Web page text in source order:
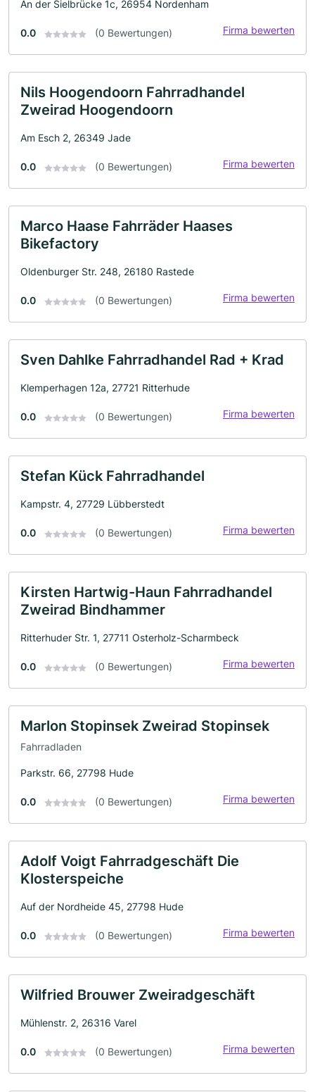
An der Sielbrücke 1c, 26954 Nordenham
0.0 (0 Bewertungen) Firma bewerten
Nils Hoogendoorn Fahrradhandel
Zweirad Hoogendoorn
Am Esch 2, 26349 Jade
0.0 (0 Bewertungen) Firma bewerten
Marco Haase Fahrräder Haases
Bikefactory
Oldenburger Str. 248, 26180 Rastede
0.0 (0 Bewertungen) Firma bewerten
Sven Dahlke Fahrradhandel Rad + Krad
Klemperhagen 12a, 27721 Ritterhude
0.0 (0 Bewertungen) Firma bewerten
Stefan Kück Fahrradhandel
Kampstr. 4, 27729 Lübberstedt
0.0 (0 Bewertungen) Firma bewerten
Kirsten Hartwig-Haun Fahrradhandel
Zweirad Bindhammer
Ritterhuder Str. 1, 27711 Osterholz-Scharmbeck
0.0 (0 Bewertungen) Firma bewerten
Marlon Stopinsek Zweirad Stopinsek
Fahrradladen
Parkstr. 66, 27798 Hude
0.0 (0 Bewertungen) Firma bewerten
Adolf Voigt Fahrradgeschäft Die
Klosterspeiche
Auf der Nordheide 45, 27798 Hude
0.0 (0 Bewertungen) Firma bewerten
Wilfried Brouwer Zweiradgeschäft
Mühlenstr. 2, 26316 Varel
0.0 (0 Bewertungen) Firma bewerten